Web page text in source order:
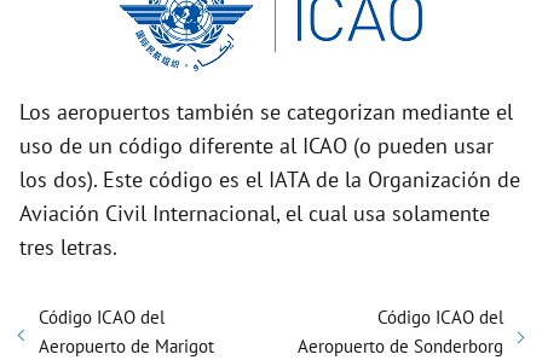
Los aeropuertos también se categorizan mediante el
uso de un código diferente al ICAO (o pueden usar
los dos). Este código es el IATA de la Organización de
Aviación Civil Internacional, el cual usa solamente
tres letras.
Código ICAO del
Aeropuerto de Marigot
Código ICAO del
Aeropuerto de Sonderborg